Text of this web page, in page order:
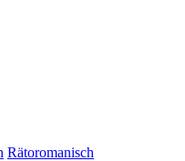
Rätoromanisch